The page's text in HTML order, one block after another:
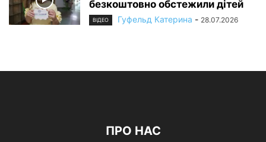
безкоштовно обстежили дітей
ВІДЕО Гуфельд Катерина - 28.07.2026
ПРО НАС